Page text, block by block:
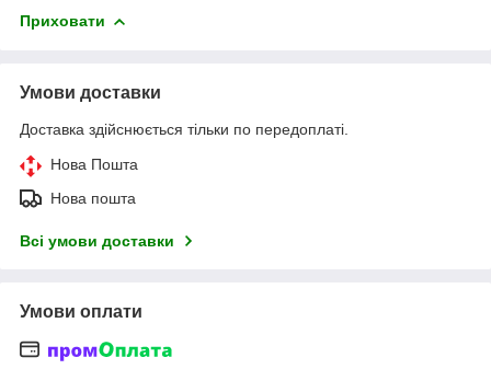
Приховати
Умови доставки
Доставка здійснюється тільки по передоплаті.
Нова Пошта
Нова пошта
Всі умови доставки
Умови оплати